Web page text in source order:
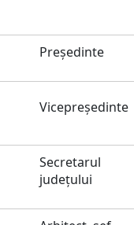
Preşedinte
Vicepreşedinte
Secretarul
judeţului